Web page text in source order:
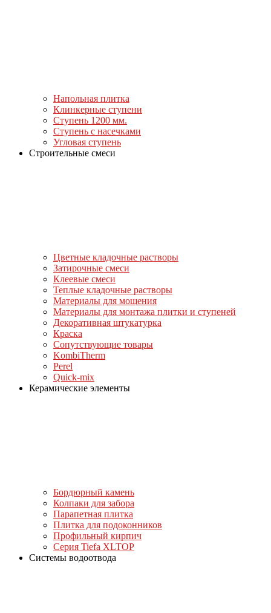
Напольная плитка
Клинкерные ступени
Ступень 1200 мм.
Ступень с насечками
Угловая ступень
Строительные смеси
Цветные кладочные растворы
Затирочные смеси
Клеевые смеси
Теплые кладочные растворы
Материалы для мощения
Материалы для монтажа плитки и ступеней
Декоративная штукатурка
Краска
Сопутствующие товары
KombiTherm
Perel
Quick-mix
Керамические элементы
Бордюрный камень
Колпаки для забора
Парапетная плитка
Плитка для подоконников
Профильный кирпич
Серия Tiefa XLTOP
Системы водоотвода